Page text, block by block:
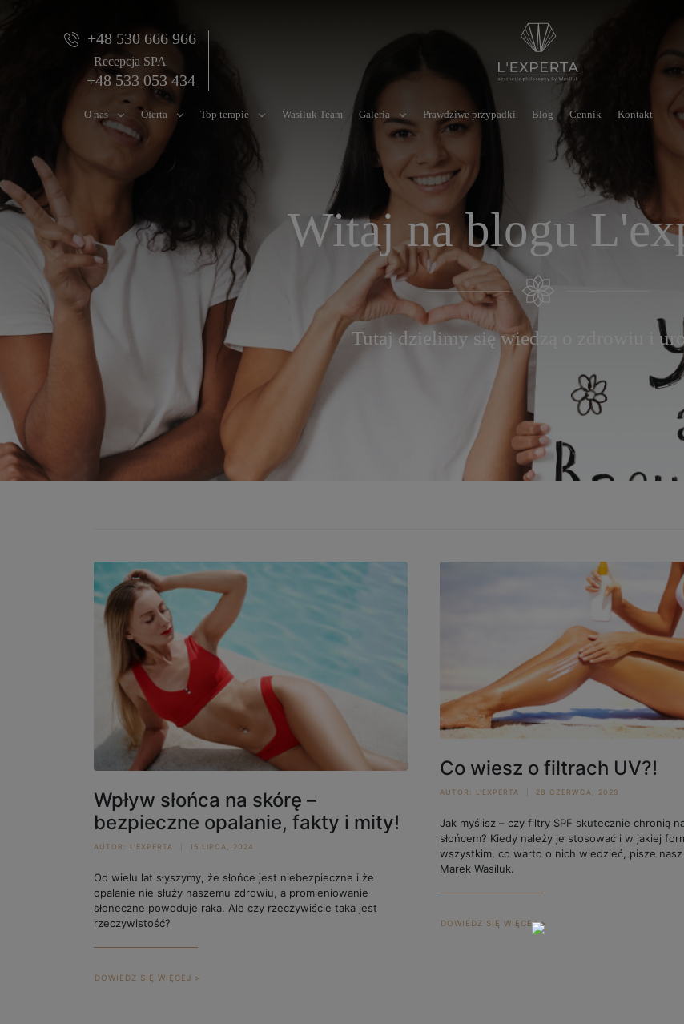
+48 530 666 966
Recepcja SPA
+48 533 053 434
O nas Oferta Top terapie Wasiluk Team Galeria Prawdziwe przypadki Blog Cennik Kontakt
Witaj na blogu
Tutaj dzielimy się wiedzą o zdrowiu i
Wpływ słońca na skórę –
bezpieczne opalanie, fakty i mity!
AUTOR: L'EXPERTA 15 LIPCA, 2024
Od wielu lat słyszymy, że słońce jest niebezpieczne i że
opalanie nie służy naszemu zdrowiu, a promieniowanie
słoneczne powoduje raka. Ale czy rzeczywiście taka jest
rzeczywistość?
DOWIEDZ SIĘ WIĘCEJ >
Co wiesz o filtrach UV?!
AUTOR: L'EXPERTA 28 CZERWCA, 2023
Jak myślisz – czy filtry SPF skutecznie chronią
słońcem? Kiedy należy je stosować i w jakiej
wszystkim, co warto o nich wiedzieć, pisze
Marek Wasiluk.
DOWIEDZ SIĘ WIĘCEJ >